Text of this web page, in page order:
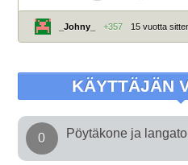
_Johny_ +357 15 vuotta
KÄYTTÄJÄN
0 Pöytäkone ja